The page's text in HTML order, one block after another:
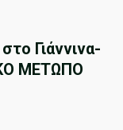
Γιάννινα-
ΜΕΤΩΠΟ